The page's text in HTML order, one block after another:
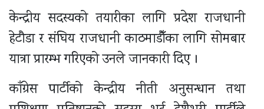
केन्द्रीय सदस्यको तयारीका लागि प्रदेश राजधानी
हेटौडा र संघिय राजधानी काठमाडौँका लागि सोमबार
यात्रा प्रारम्भ गरिएको उनले जानकारी दिए ।
काँग्रेस पार्टीको केन्द्रीय नीती अनुसन्धान तथा